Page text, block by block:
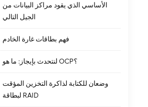
الأساسي الذي يقود مراكز البيانات من
الجيل التالي
فهم بطاقات غارة الخادم
لنتحدث بإيجاز: ما هو OCP؟
وضعان للكتابة لذاكرة التخزين المؤقت
لبطاقة RAID